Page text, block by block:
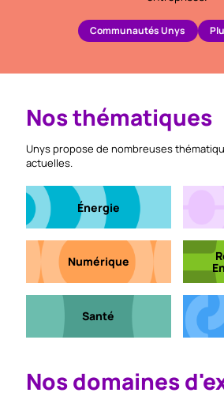
Communautés Unys
Nos thématiques
Unys propose de nombreuses
actuelles.
Énergie
Numérique
Santé
Nos domaines